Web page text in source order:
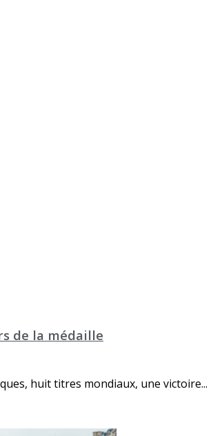
de la médaille
huit titres mondiaux, une victoire